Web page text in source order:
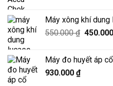
Máy xông khí
550.000₫ Giá
là:
450.000
Máy đo huyết áp
930.000 ₫